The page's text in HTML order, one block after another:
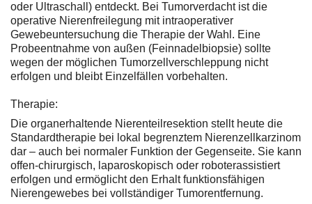
oder Ultraschall) entdeckt. Bei Tumorverdacht ist die
operative Nierenfreilegung mit intraoperativer
Gewebeuntersuchung die Therapie der Wahl. Eine
Probeentnahme von außen (Feinnadelbiopsie) sollte
wegen der möglichen Tumorzellverschleppung nicht
erfolgen und bleibt Einzelfällen vorbehalten.
Therapie:
Die organerhaltende Nierenteilresektion stellt heute die
Standardtherapie bei lokal begrenztem Nierenzellkarzinom
dar – auch bei normaler Funktion der Gegenseite. Sie kann
offen-chirurgisch, laparoskopisch oder roboterassistiert
erfolgen und ermöglicht den Erhalt funktionsfähigen
Nierengewebes bei vollständiger Tumorentfernung.